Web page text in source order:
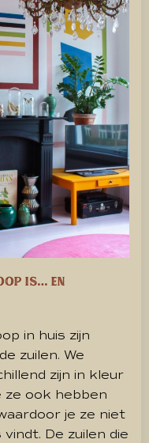
is… en
in huis zijn
zuilen. We
zijn in kleur
ze ook hebben
je ze niet
De zuilen die